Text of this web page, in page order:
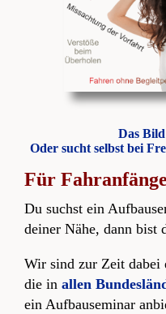
Das
Oder sucht selbst bei
Für
Du suchst ein
deiner Nähe, dann bist
Wir sind zur Zeit dabei
die inallen
ein Aufbauseminar